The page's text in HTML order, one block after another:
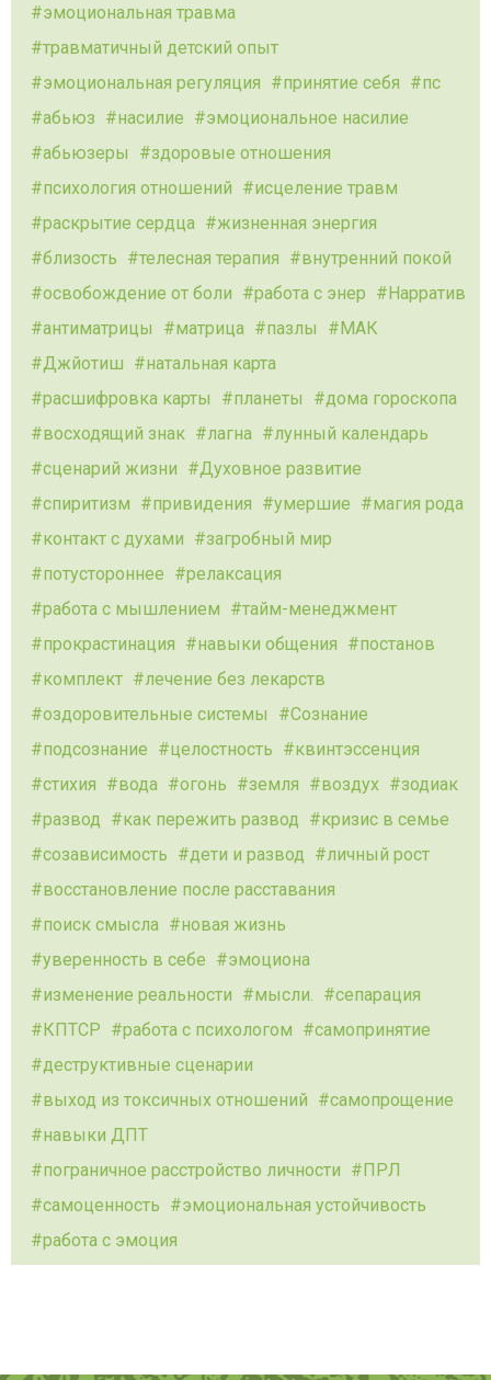
эмоциональная травма
травматичный детский опыт
эмоциональная регуляция
принятие себя
пс
абьюз
насилие
эмоциональное насилие
абьюзеры
здоровые отношения
психология отношений
исцеление травм
раскрытие сердца
жизненная энергия
близость
телесная терапия
внутренний покой
освобождение от боли
работа с энер
Нарратив
антиматрицы
матрица пазлы
МАК
Джйотиш
натальная карта
расшифровка карты
планеты
дома гороскопа
восходящий знак
лагна
лунный календарь
сценарий жизни
Духовное развитие
спиритизм
привидения умершие
магия рода
контакт с духами
загробный мир
потустороннее
релаксация
работа с мышлением
тайм-менеджмент
прокрастинация
навыки общения
постанов
комплект
лечение без лекарств
оздоровительные системы
Сознание
подсознание
целостность
квинтэссенция
стихия
вода огонь земля воздух
зодиак
развод
как пережить развод
кризис в семье
созависимость
дети и развод
личный рост
восстановление после расставания
поиск смысла
новая жизнь
уверенность в себе
эмоциона
изменение реальности
мысли.
сепарация
КПТСР
работа с психологом
самопринятие
деструктивные сценарии
выход из токсичных отношений
самопрощение
навыки ДПТ
пограничное расстройство личности
ПРЛ
самоценность
эмоциональная устойчивость
работа с эмоция